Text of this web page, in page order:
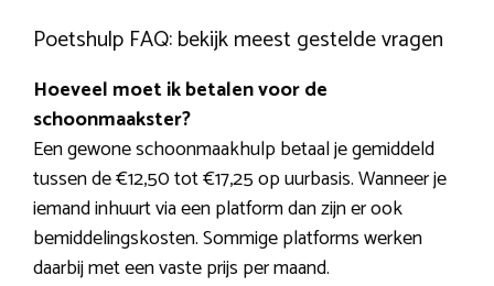
Poetshulp FAQ: bekijk meest gestelde vragen
Hoeveel moet ik betalen voor de
schoonmaakster?
Een gewone schoonmaakhulp betaal je gemiddeld
tussen de €12,50 tot €17,25 op uurbasis. Wanneer je
iemand inhuurt via een platform dan zijn er ook
bemiddelingskosten. Sommige platforms werken
daarbij met een vaste prijs per maand.